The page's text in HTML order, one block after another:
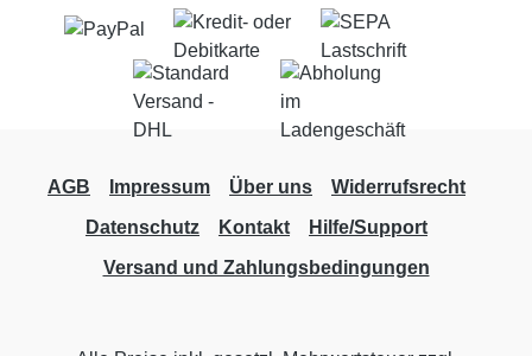
AGB Impressum Über uns
Widerrufsrecht
Datenschutz
Kontakt
Hilfe/Support
Versand und Zahlungsbedingungen